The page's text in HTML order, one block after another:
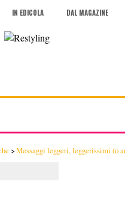
IN EDICOLA DAL MAGAZINE
>Messaggi leggeri, leggerissimi (o